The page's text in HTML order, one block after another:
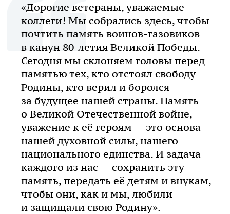
«Дорогие ветераны, уважаемые
коллеги! Мы собрались здесь, чтобы
почтить память воинов-газовиков
в канун 80-летия Великой Победы.
Сегодня мы склоняем головы перед
памятью тех, кто отстоял свободу
Родины, кто верил и боролся
за будущее нашей страны. Память
о Великой Отечественной войне,
уважение к её героям — это основа
нашей духовной силы, нашего
национального единства. И задача
каждого из нас — сохранить эту
память, передать её детям и внукам,
чтобы они, как и мы, любили
и защищали свою Родину».